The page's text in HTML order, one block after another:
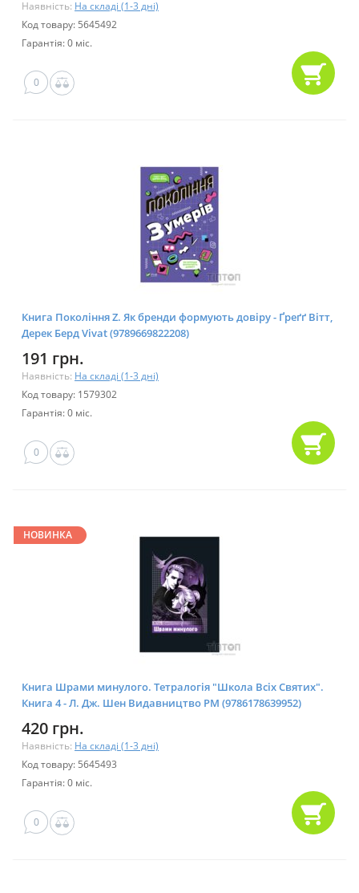
Наявність: На складі (1-3 дні)
Код товару: 5645492
Гарантія: 0 міс.
0
Книга Покоління Z. Як бренди формують довіру - Ґреґґ Вітт,
Дерек Берд Vivat (9789669822208)
191 грн.
Наявність: На складі (1-3 дні)
Код товару: 1579302
Гарантія: 0 міс.
0
НОВИНКА
Книга Шрами минулого. Тетралогія "Школа Всіх Святих".
Книга 4 - Л. Дж. Шен Видавництво РМ (9786178639952)
420 грн.
Наявність: На складі (1-3 дні)
Код товару: 5645493
Гарантія: 0 міс.
0